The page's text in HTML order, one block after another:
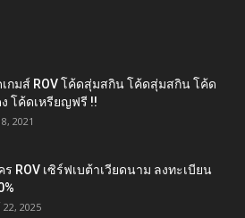
กมส์ ROV โค้ดสุ่มสกิน โค้ดสุ่มสกิน โค้ด
โค้ดเหรียญฟรี !!
2021
ROV เซิร์ฟเบต้าเวียดนาม ลงทะเบียน
2025